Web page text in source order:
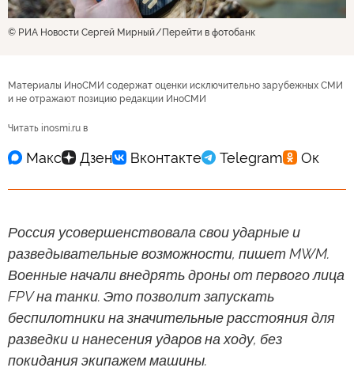
© РИА Новости Сергей Мирный Перейти в фотобанк
Материалы ИноСМИ содержат оценки исключительно зарубежных СМИ
и не отражают позицию редакции ИноСМИ
Читать inosmi.ru в
Россия усовершенствовала свои ударные и
разведывательные возможности, пишет MWM.
Военные начали внедрять дроны от первого лица
FPV на танки. Это позволит запускать
беспилотники на значительные расстояния для
разведки и нанесения ударов на ходу, без
покидания экипажем машины.